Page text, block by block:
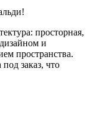
просторная,
и
пространства.
заказ, что